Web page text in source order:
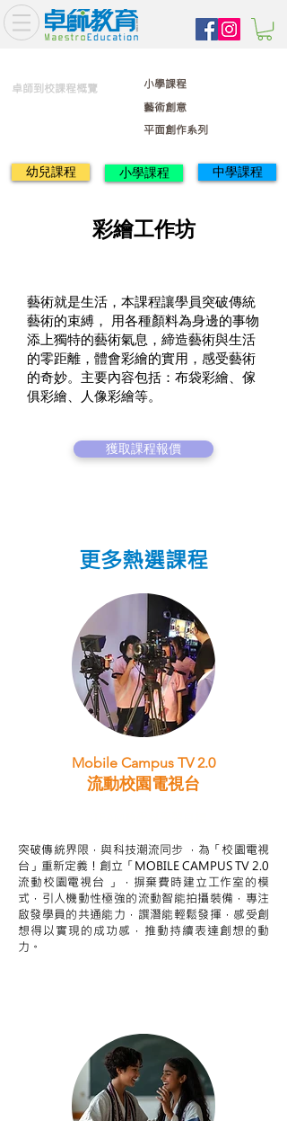
卓師到校課程概覽
藝術創意
平面創作系列
小學課程
幼兒課程 小學課程 中學課程
藝術就是生活，本課程讓學員突破傳統
藝術的束縛， 用各種顏料為身邊的事物
添上獨特的藝術氣息，締造藝術與生活
的零距離，體會彩繪的實用，感受藝術
的奇妙。主要內容包括：布袋彩繪、傢
俱彩繪、人像彩繪等。
獲取課程報價
彩繪工作坊
更多熱選課程
Mobile Campus TV 2.0
流動校園電視台
突破傳統界限，與科技潮流同步 ，為「校園電視
台」重新定義！創立「MOBILE CAMPUS TV 2.0
流動校園電視台 」，摒棄費時建立工作室的模
式，引人機動性極強的流動智能拍攝裝備，專注
啟發學員的共通能力，譔潛能輕鬆發揮，感受創
想得以實現的成功感，推動持續表達創想的動
力。